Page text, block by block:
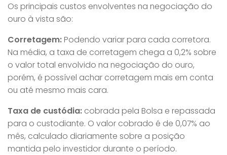
Os principais custos envolventes na negociação do
ouro à vista são:
Corretagem:Podendo variar para cada corretora.
Na média, a taxa de corretagem chega a 0,2% sobre
o valor total envolvido na negociação do ouro,
porém, é possível achar corretagem mais em conta
ou até mesmo mais cara.
Taxa de custódia: cobrada pela Bolsa e repassada
para o custodiante. O valor cobrado é de 0,07% ao
mês, calculado diariamente sobre a posição
mantida pelo investidor durante o período.